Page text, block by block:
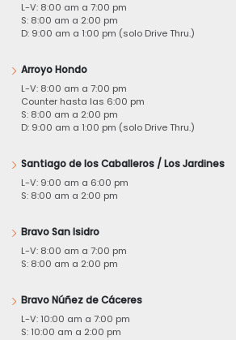
L-V: 8:00 am a 7:00 pm
S: 8:00 am a 2:00 pm
D: 9:00 am a 1:00 pm (solo Drive Thru.)
Arroyo Hondo
L-V: 8:00 am a 7:00 pm
Counter hasta las 6:00 pm
S: 8:00 am a 2:00 pm
D: 9:00 am a 1:00 pm (solo Drive Thru.)
Santiago de los Caballeros / Los Jardines
L-V: 9:00 am a 6:00 pm
S: 8:00 am a 2:00 pm
Bravo San Isidro
L-V: 8:00 am a 7:00 pm
S: 8:00 am a 2:00 pm
Bravo Núñez de Cáceres
L-V: 10:00 am a 7:00 pm
S: 10:00 am a 2:00 pm